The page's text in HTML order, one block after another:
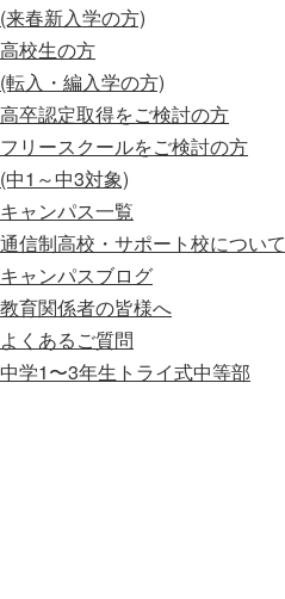
(来春新入学の方)
高校生の方
(転入・編入学の方)
高卒認定取得をご検討の方
フリースクールをご検討の方
(中1～中3対象)
キャンパス一覧
通信制高校・サポート校について
キャンパスブログ
教育関係者の皆様へ
よくあるご質問
中学1〜3年生 トライ式中等部